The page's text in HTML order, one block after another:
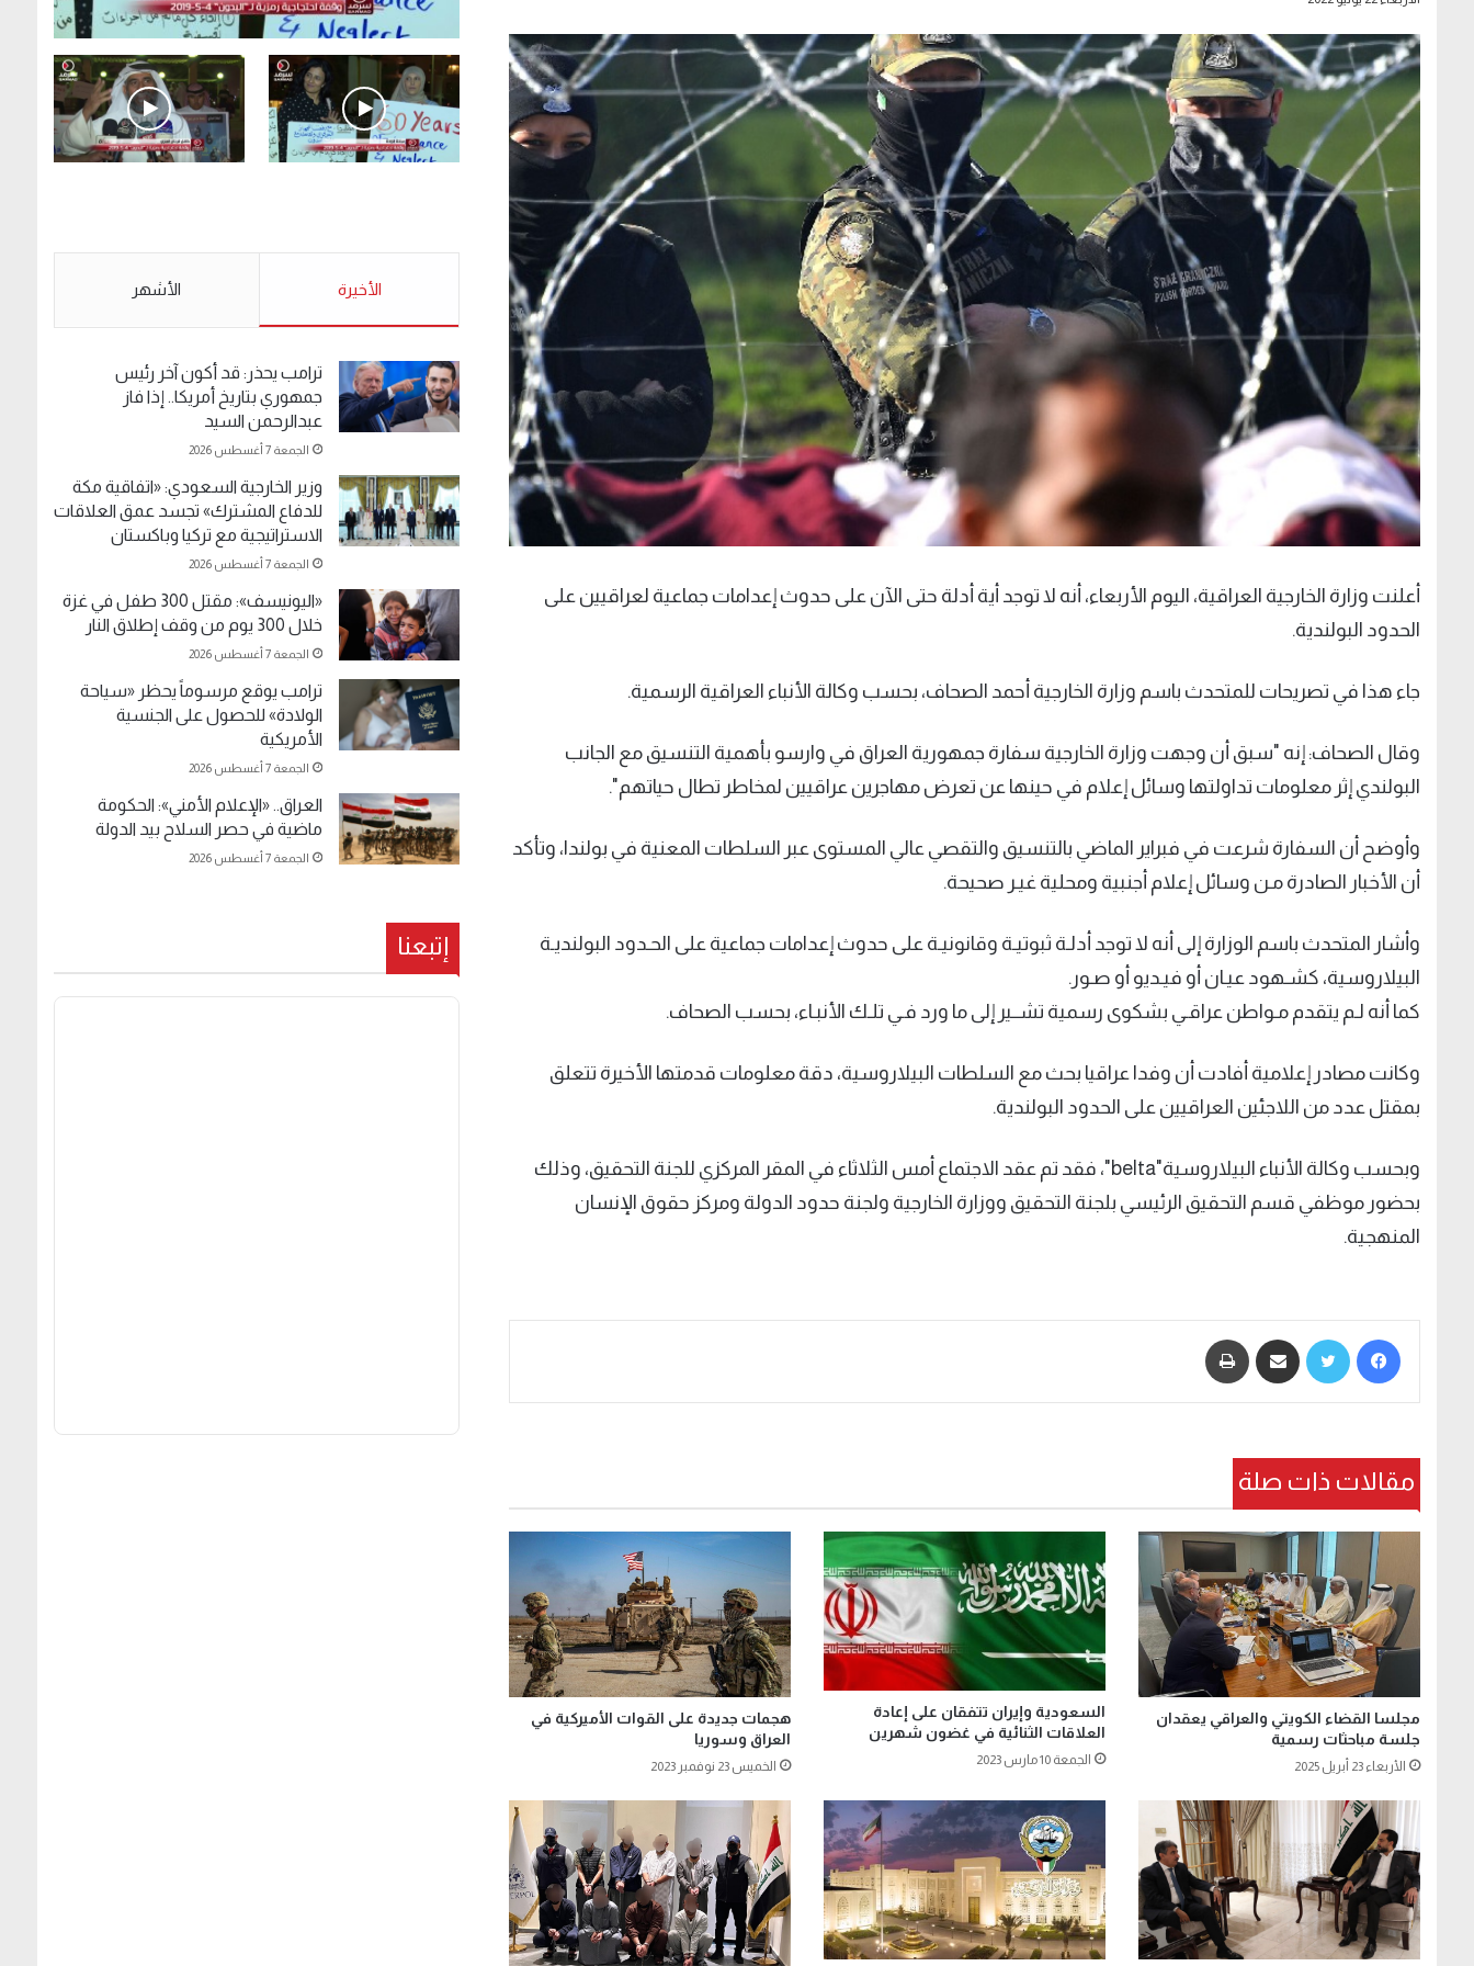
أعلنت وزارة الخارجية العراقية، اليوم الأربعاء، أنه لا توجد أية أدلة حتى الآن على حدوث إعدامات جماعية لعراقيين على
الحدود البولندية.
جاء هذا في تصريحات للمتحدث باسم وزارة الخارجية أحمد الصحاف، بحسب وكالة الأنباء العراقية الرسمية.
وقال الصحاف: إنه "سبق أن وجهت وزارة الخارجية سفارة جمهورية العراق في وارسو بأهمية التنسيق مع الجانب
البولندي إثر معلومات تداولتها وسائل إعلام في حينها عن تعرض مهاجرين عراقيين لمخاطر تطال حياتهم".
وأوضح أن السفارة شرعت في فبراير الماضي بالتنسيق والتقصي عالي المستوى عبر السلطات المعنية في بولندا، وتأكد
أن الأخبار الصادرة مـن وسائل إعلام أجنبية ومحلية غيـر صحيحة.
وأشار المتحدث باسم الوزارة إلى أنه لا توجد أدلـة ثبوتيـة وقانونيـة على حدوث إعدامات جماعية على الحـدود البولنديـة
البيلاروسية، كشـهود عيـان أو فيـديو أو صـور.
كما أنه لـم يتقدم مـواطن عراقـي بشكوى رسمية تشــير إلى ما ورد فـي تلـك الأنبـاء، بحسب الصحاف.
وكانت مصادر إعلامية أفادت أن وفدا عراقيا بحث مع السلطات البيلاروسية، دقة معلومات قدمتها الأخيرة تتعلق
بمقتل عدد من اللاجئين العراقيين على الحدود البولندية.
وبحسب وكالة الأنباء البيلاروسية"belta"، فقد تم عقد الاجتماع أمس الثلاثاء في المقر المركزي للجنة التحقيق، وذلك
بحضور موظفي قسم التحقيق الرئيسي بلجنة التحقيق ووزارة الخارجية ولجنة حدود الدولة ومركز حقوق الإنسان
المنهجية.
مقالات ذات صلة
مجلسا القضاء الكويتي والعراقي يعقدان
جلسة مباحثات رسمية
الأربعاء 23 أبريل 2025
السعودية وإيران تتفقان على إعادة
العلاقات الثنائية في غضون شهرين
الجمعة 10 مارس 2023
هجمات جديدة على القوات الأميركية في
العراق وسوريا
الخميس 23 نوفمبر 2023
.وقفة احتجاجية رمزية لـ”#البدون” في ساحة الإرادة
الأحد 5 مايو 2019
مخدرات يعني ولا خمر؟!.
الأخيرة الأشهر
ترامب يحذر: قد أكون آخر رئيس
جمهوري بتاريخ أمريكا.. إذا فاز
عبدالرحمن السيد
الجمعة 7 أغسطس 2026
وزير الخارجية السعودي: «اتفاقية مكة
للدفاع المشترك» تجسد عمق العلاقات
الاستراتيجية مع تركيا وباكستان
الجمعة 7 أغسطس 2026
«اليونيسف»: مقتل 300 طفل في غزة
خلال 300 يوم من وقف إطلاق النار
الجمعة 7 أغسطس 2026
ترامب يوقع مرسوماً يحظر «سياحة
الولادة» للحصول على الجنسية
الأمريكية
الجمعة 7 أغسطس 2026
العراق.. «الإعلام الأمني»: الحكومة
ماضية في حصر السلاح بيد الدولة
الجمعة 7 أغسطس 2026
إتبعنا